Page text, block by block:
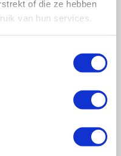
of die ze hebben
van hun services.